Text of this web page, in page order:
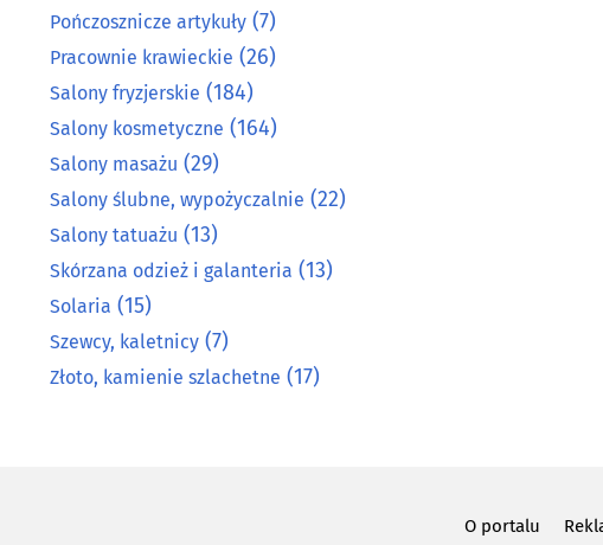
Pończosznicze artykuły (7)
Pracownie krawieckie (26)
Salony fryzjerskie (184)
Salony kosmetyczne (164)
Salony masażu (29)
Salony ślubne, wypożyczalnie (22)
Salony tatuażu (13)
Skórzana odzież i galanteria (13)
Solaria (15)
Szewcy, kaletnicy (7)
Złoto, kamienie szlachetne (17)
O portalu